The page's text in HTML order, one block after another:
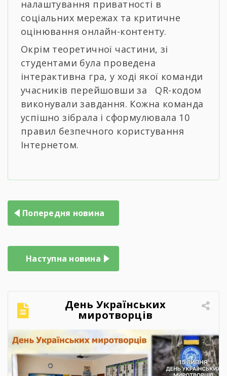
налаштування приватності в
соціальних мережах та критичне
оцінювання онлайн-контенту.
Окрім теоретичної частини, зі
студентами була проведена
інтерактивна гра, у ході якої команди
учасників перейшовши за QR-кодом
виконували завдання. Кожна команда
успішно зібрала і сформулювала 10
правил безпечного користування
Інтернетом.
Навігація
записів
Попередня новина
Наступна новина
День Українських
миротворців